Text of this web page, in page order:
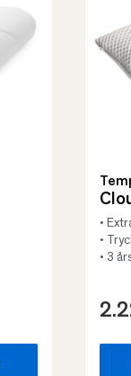
•
•
• 3